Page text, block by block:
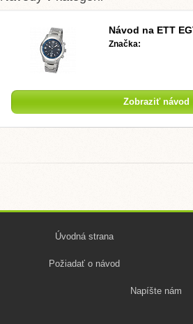
Návod na ETT
Značka:
Zobraziť návod
Úvodná strana
Požiadať o návod
Napíšte nám